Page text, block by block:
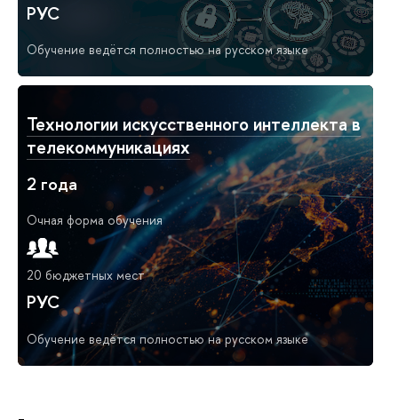
РУС
Обучение ведётся полностью на русском языке
Технологии искусственного интеллекта в
телекоммуникациях
2 года
Очная форма обучения
20 бюджетных мест
РУС
Обучение ведётся полностью на русском языке